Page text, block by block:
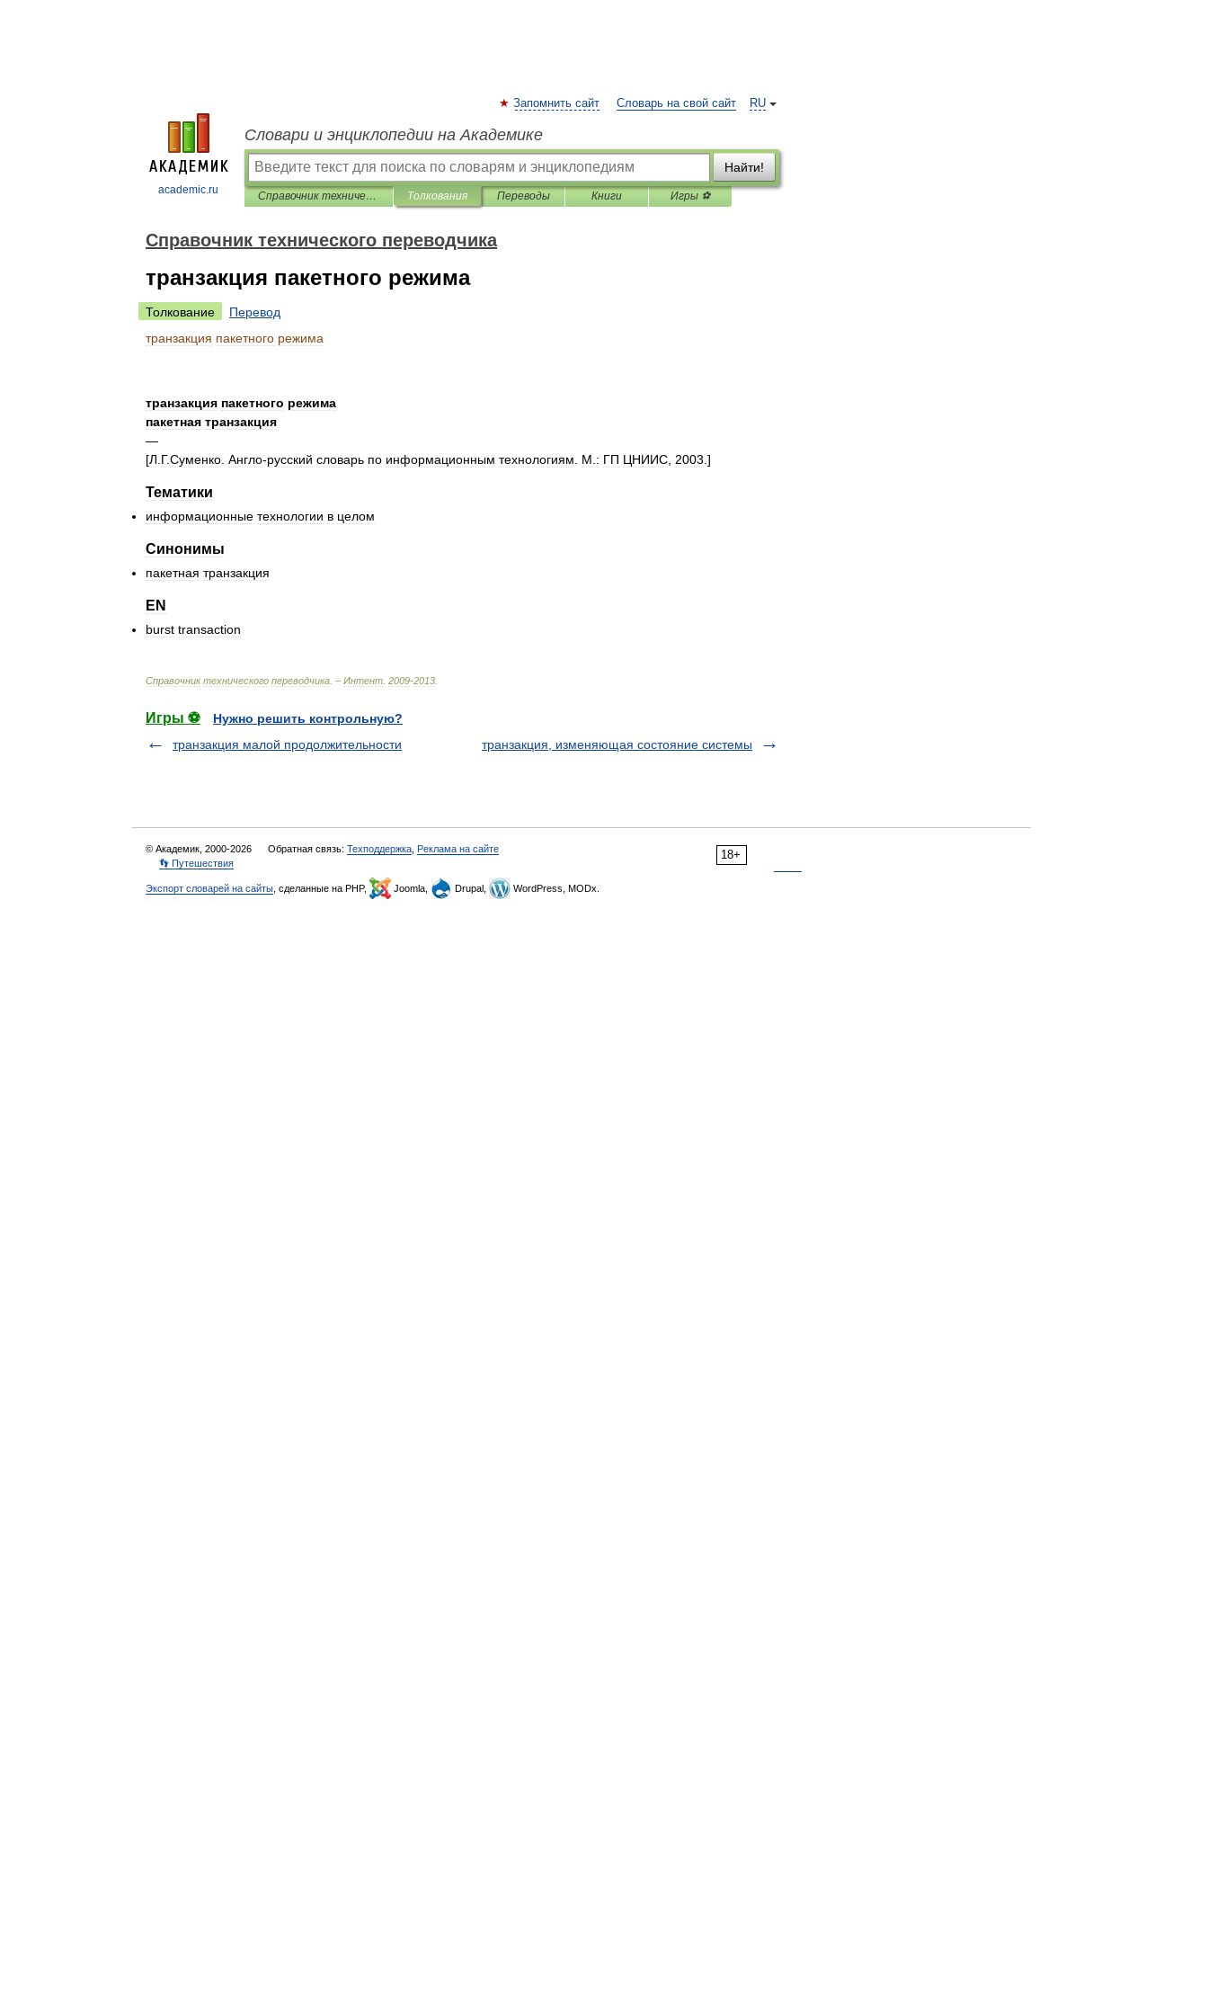
academic.ru
RU
Запомнить сайт Словарь на свой сайт
Словари и энциклопедии на Академике
Найти!
Справочник технического переводчика Толкования Переводы Книги Игры ⚽
Справочник технического переводчика
транзакция пакетного режима
Толкование
Перевод
транзакция пакетного режима
транзакция пакетного режима
пакетная транзакция
—
[Л Г.Суменко Англо-русский словарь по информационным технологиям М : ГП ЦНИИС 2003 .]
Тематики
информационные технологии в целом
Синонимы
пакетная транзакция
EN
burst transaction
Справочник технического переводчика . – Интент 2009-2013
Игры ⚽
Нужно решить контрольную?
транзакция малой продолжительности
транзакция, изменяющая состояние системы
18+
© Академик, 2000-2026 Обратная связь: Техподдержка Реклама на сайте
👣 Путешествия
Экспорт словарей на сайты , сделанные на PHP, Joomla, Drupal, WordPress, MODx.